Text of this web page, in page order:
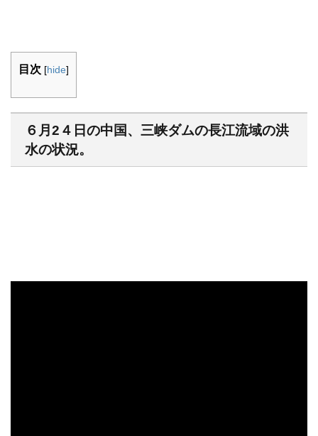
目次 [hide]
６月2４日の中国、三峡ダムの長江流域の洪
水の状況。